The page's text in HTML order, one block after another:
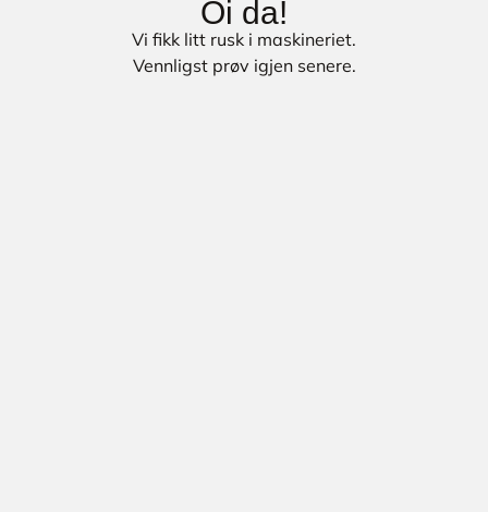
Oi da!
Vi fikk litt rusk i maskineriet.
Vennligst prøv igjen senere.